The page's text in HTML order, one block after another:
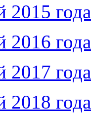
2015 года
2016 года
2017 года
2018 года